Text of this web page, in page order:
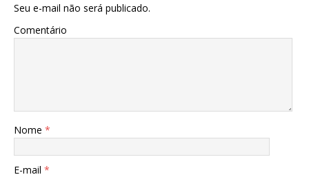
Seu e-mail não será publicado.
Comentário
Nome *
E-mail *